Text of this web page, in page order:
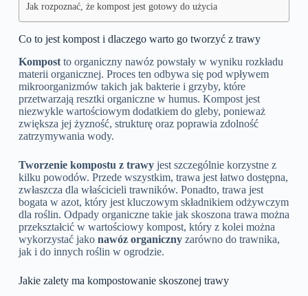
Jak rozpoznać, że kompost jest gotowy do użycia
Co to jest kompost i dlaczego warto go tworzyć z trawy
Kompostto organiczny nawóz powstały w wyniku rozkładu
materii organicznej. Proces ten odbywa się pod wpływem
mikroorganizmów takich jak bakterie i grzyby, które
przetwarzają resztki organiczne w humus. Kompost jest
niezwykle wartościowym dodatkiem do gleby, ponieważ
zwiększa jej żyzność, strukturę oraz poprawia zdolność
zatrzymywania wody.
Tworzenie kompostu z trawyjest szczególnie korzystne z
kilku powodów. Przede wszystkim, trawa jest łatwo dostępna,
zwłaszcza dla właścicieli trawników. Ponadto, trawa jest
bogata w azot, który jest kluczowym składnikiem odżywczym
dla roślin. Odpady organiczne takie jak skoszona trawa można
przekształcić w wartościowy kompost, który z kolei można
wykorzystać jako nawóz organicznyzarówno do trawnika,
jak i do innych roślin w ogrodzie.
Jakie zalety ma kompostowanie skoszonej trawy